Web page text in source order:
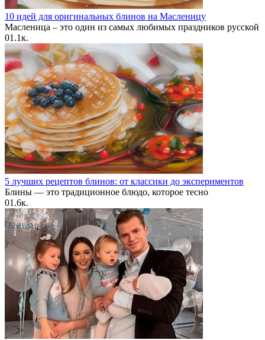
10 идей для оригинальных блинов на Масленицу
Масленица – это один из самых любимых праздников русской
01.1к.
5 лучших рецептов блинов: от классики до экспериментов
Блины — это традиционное блюдо, которое тесно
01.6к.